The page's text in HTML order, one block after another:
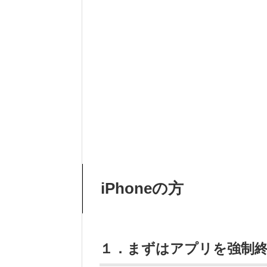
iPhoneの方
１．まずはアプリを強制